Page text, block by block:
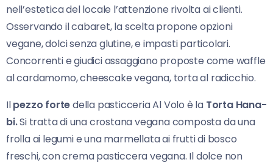
nell’estetica del locale l’attenzione rivolta ai clienti.
Osservando il cabaret, la scelta propone opzioni
vegane, dolci senza glutine, e impasti particolari.
Concorrenti e giudici assaggiano proposte come waffle
al cardamomo, cheescake vegana, torta al radicchio.
Ilpezzo fortedella pasticceria Al Volo è la Torta Hana-
bi.Si tratta di una crostana vegana composta da una
frolla ai legumi e una marmellata ai frutti di bosco
freschi, con crema pasticcera vegana. Il dolce non